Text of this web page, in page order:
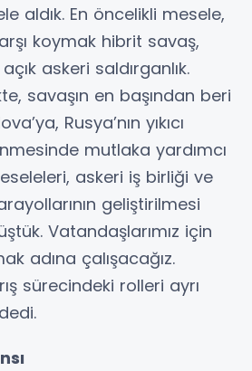
aldık. En öncelikli mesele,
koymak hibrit savaş,
askeri saldırganlık.
savaşın en başından beri
Rusya’nın yıkıcı
mutlaka yardımcı
askeri iş birliği ve
geliştirilmesi
Vatandaşlarımız için
adına çalışacağız.
sürecindeki rolleri ayrı